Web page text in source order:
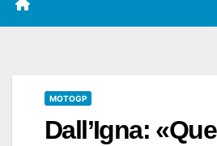
MOTOGP
Dall’Igna: «Que